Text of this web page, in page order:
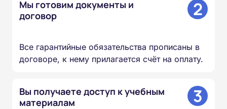
Мы готовим документы и
договор
2
Все гарантийные обязательства прописаны в
договоре, к нему прилагается счёт на оплату.
Вы получаете доступ к учебным
материалам
3